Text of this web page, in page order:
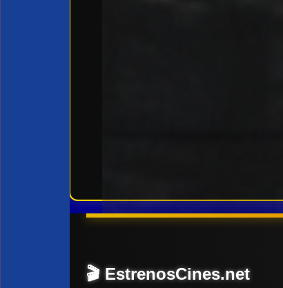
🎬 EstrenosCines.net